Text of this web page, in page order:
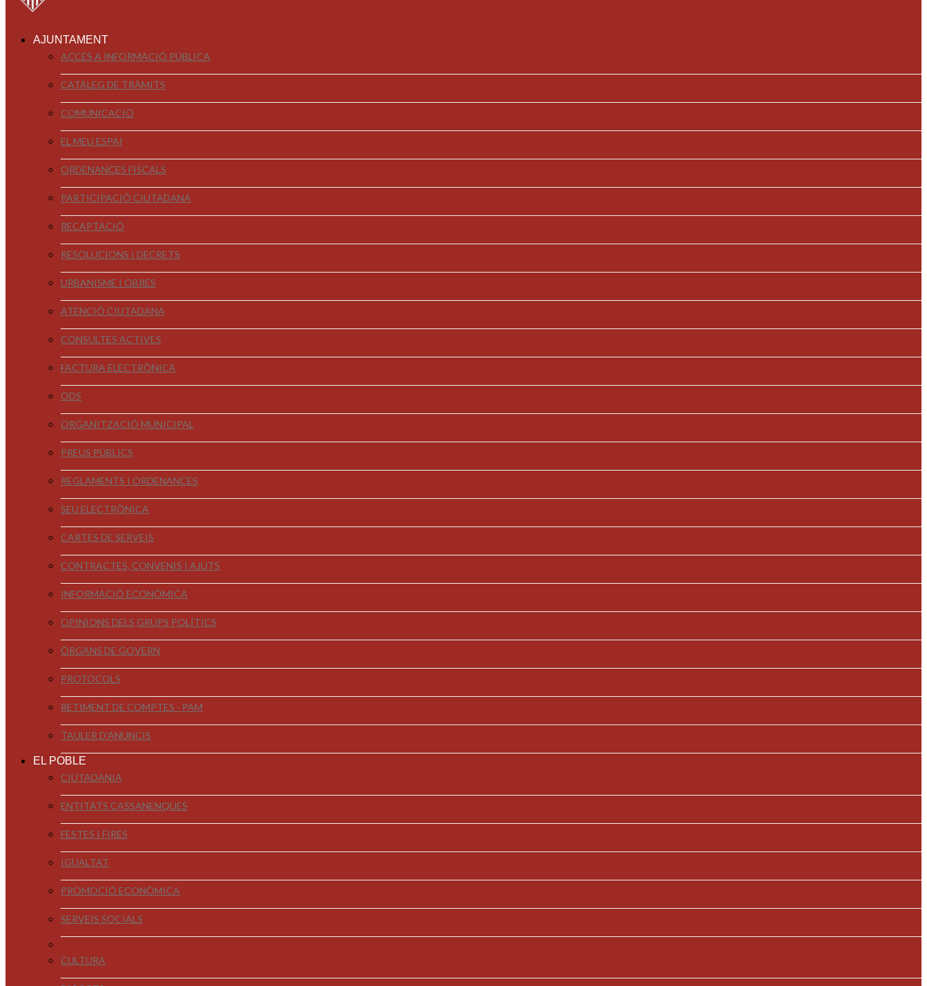
AJUNTAMENT
ACCÉS A INFORMACIÓ PÚBLICA
CATÀLEG DE TRÀMITS
COMUNICACIÓ
EL MEU ESPAI
ORDENANCES FISCALS
PARTICIPACIÓ CIUTADANA
RECAPTACIÓ
RESOLUCIONS I DECRETS
URBANISME I OBRES
ATENCIÓ CIUTADANA
CONSULTES ACTIVES
FACTURA ELECTRÒNICA
ODS
ORGANITZACIÓ MUNICIPAL
PREUS PÚBLICS
REGLAMENTS I ORDENANCES
SEU ELECTRÒNICA
CARTES DE SERVEIS
CONTRACTES, CONVENIS I AJUTS
INFORMACIÓ ECONÒMICA
OPINIONS DELS GRUPS POLÍTICS
ÒRGANS DE GOVERN
PROTOCOLS
RETIMENT DE COMPTES - PAM
TAULER D'ANUNCIS
EL POBLE
CIUTADANIA
ENTITATS CASSANENQUES
FESTES I FIRES
IGUALTAT
PROMOCIÓ ECONÒMICA
SERVEIS SOCIALS
CULTURA